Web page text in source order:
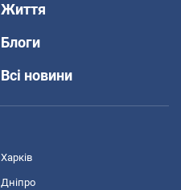
Життя
Блоги
Всі новини
Харків
Дніпро